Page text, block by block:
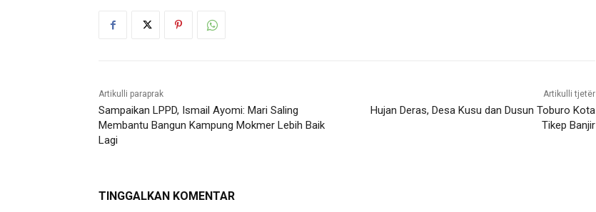
Artikulli paraprak
Sampaikan LPPD, Ismail Ayomi: Mari Saling
Membantu Bangun Kampung Mokmer Lebih Baik
Lagi
Artikulli tjetër
Hujan Deras, Desa Kusu dan Dusun Toburo Kota
Tikep Banjir
TINGGALKAN KOMENTAR